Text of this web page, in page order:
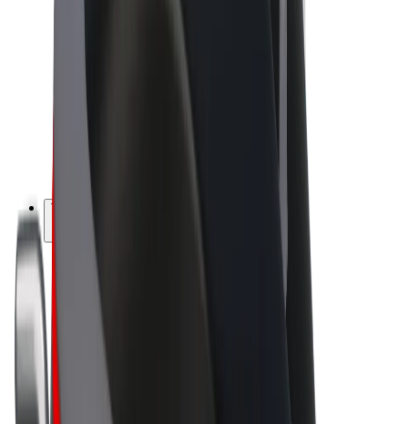
El-sykler
Bolt Pluss
Tjen med Bolt
Sjåfører
Bolt Food-partnere